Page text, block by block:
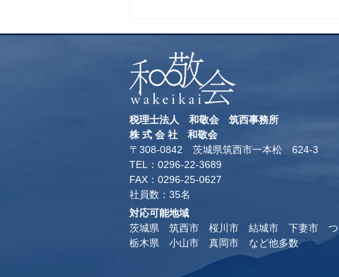
対応可能地域
茨城県 筑西市 桜川市 結城市 下妻市 つ
​栃木県 小山市 真岡市 など他多数
税理士法人 和敬会 筑西事務所
​株 式 会 社 和敬会
〒308-0842 茨城県筑西市一本松 624-3
TEL：0296-22-3689
​FAX：0296-25-0627
​社員数：35名​